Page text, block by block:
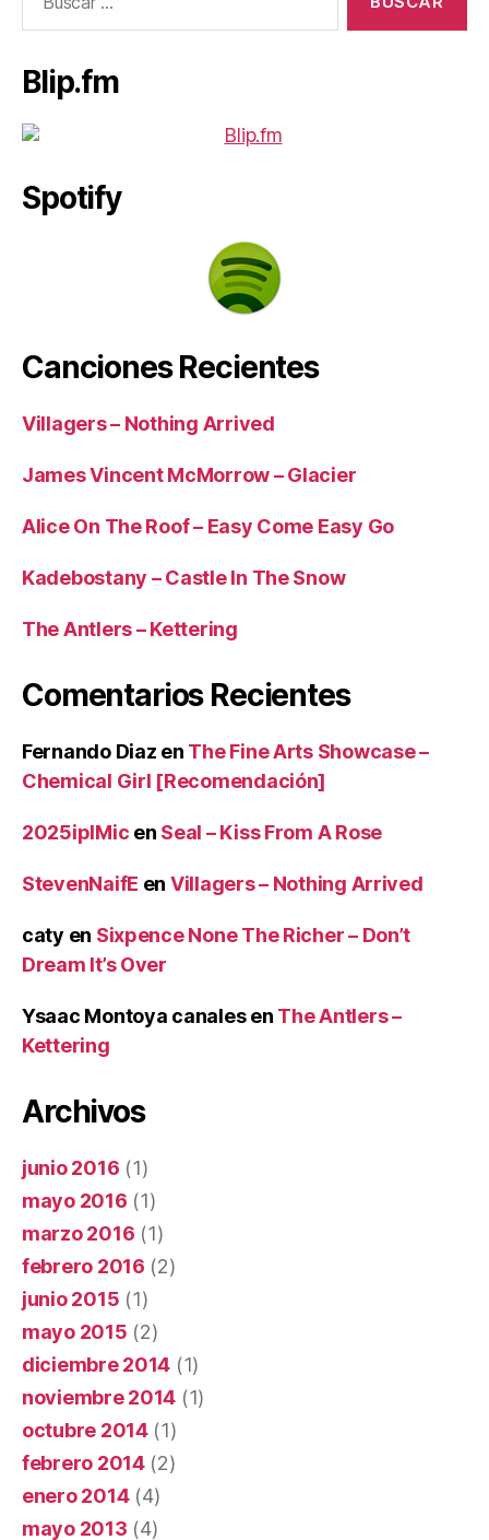
Blip.fm
Spotify
Canciones Recientes
Villagers – Nothing Arrived
James Vincent McMorrow – Glacier
Alice On The Roof – Easy Come Easy Go
Kadebostany – Castle In The Snow
The Antlers – Kettering
Comentarios Recientes
Fernando Diaz en The Fine Arts Showcase –
Chemical Girl [Recomendación]
2025iplMic en Seal – Kiss From A Rose
StevenNaifE en Villagers – Nothing Arrived
caty en Sixpence None The Richer – Don’t
Dream It’s Over
Ysaac Montoya canalesen The Antlers –
Kettering
Archivos
junio 2016 (1)
mayo 2016 (1)
marzo 2016 (1)
febrero 2016 (2)
junio 2015 (1)
mayo 2015 (2)
diciembre 2014 (1)
noviembre 2014 (1)
octubre 2014(1)
febrero 2014(2)
enero 2014(4)
mayo 2013 (4)